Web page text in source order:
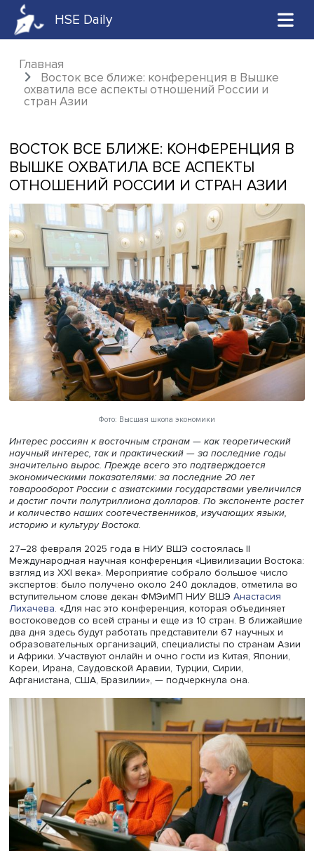
HSE Daily
Главная
Восток все ближе: конференция в
охватила все аспекты отношений России и
ВОСТОК ВСЕ БЛИЖЕ:
ВЫШКЕ ОХВАТИЛА ВСЕ АСПЕКТЫ
ОТНОШЕНИЙ РОССИИ И СТРАН
Фото: Высшая школа экономики
Интерес россиян к восточным странам — как
научный интерес, так и практический — за последние
значительно вырос. Прежде всего это подтверждается
экономическими показателями: за последние 20 лет
товарооборот России с азиатскими государствами
и достиг почти полутриллиона долларов. По экспоненте
и количество наших соотечественников, изучающих
историю и культуру Востока.
27–28 февраля 2025 года в НИУ ВШЭ состоялась II
Международная научная конференция «Цивилизации
взгляд из XXI века». Мероприятие собрало большое
экспертов: было получено около 240 докладов,
вступительном слове декан ФМЭиМП НИУ ВШЭ
Лихачева. «Для нас это конференция, которая
востоковедов со всей страны и еще из 10 стран. В
два дня здесь будут работать представители 67
образовательных организаций, специалисты по
и Африки. Участвуют онлайн и очно гости из Китая,
Кореи, Ирана, Саудовской Аравии, Турции, Сирии,
Афганистана, США, Бразилии», — подчеркнула она.